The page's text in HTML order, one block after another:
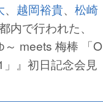
、 越岡裕貴、 松崎
内で行われた、
～ meets 梅棒 「O
』初日記念会見